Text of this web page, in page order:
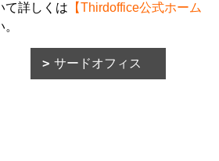
て詳しくは 【Thirdoffice公式ホーム
サードオフィス